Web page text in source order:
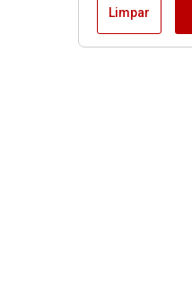
Limpar